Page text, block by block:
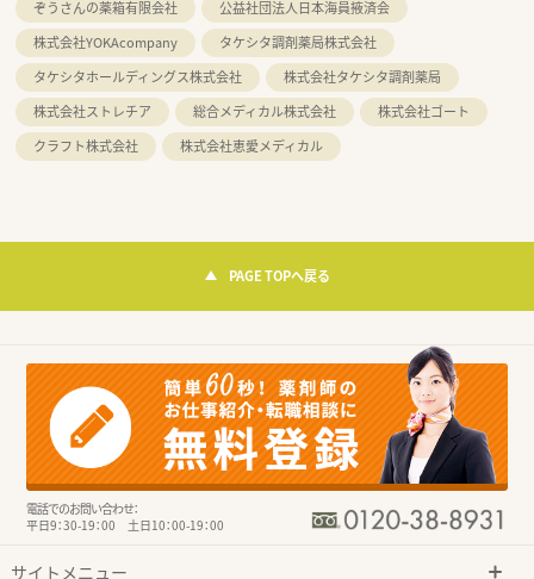
ぞうさんの薬箱有限会社
公益社団法人日本海員掖済会
株式会社YOKAcompany
タケシタ調剤薬局株式会社
タケシタホールディングス株式会社
株式会社タケシタ調剤薬局
株式会社ストレチア
総合メディカル株式会社
株式会社ゴート
クラフト株式会社
株式会社恵愛メディカル
PAGE TOPへ戻る
電話でのお問い合わせ：
平日9：30-19：00 土日10：00-19：00
サイトメニュー